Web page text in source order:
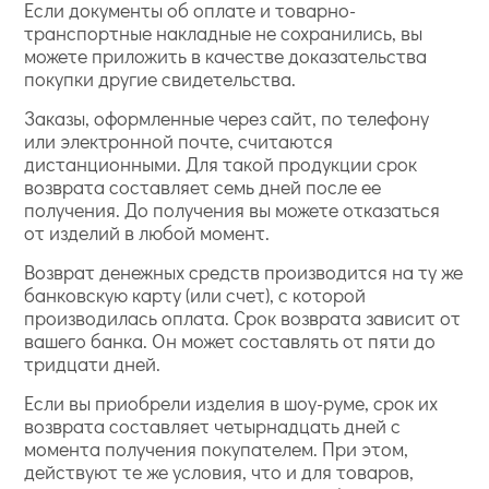
Если документы об оплате и товарно-
транспортные накладные не сохранились, вы
можете приложить в качестве доказательства
покупки другие свидетельства.
Заказы, оформленные через сайт, по телефону
или электронной почте, считаются
дистанционными. Для такой продукции срок
возврата составляет семь дней после ее
получения. До получения вы можете отказаться
от изделий в любой момент.
Возврат денежных средств производится на ту же
банковскую карту (или счет), с которой
производилась оплата. Срок возврата зависит от
вашего банка. Он может составлять от пяти до
тридцати дней.
Если вы приобрели изделия в шоу-руме, срок их
возврата составляет четырнадцать дней с
момента получения покупателем. При этом,
действуют те же условия, что и для товаров,